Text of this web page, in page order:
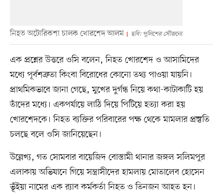
নিহত অটোরিকশা চালক খোরশেদ আলম ছবি: পুলিশের সৌজন্যে
এক প্রশ্নের উত্তরে ওসি বলেন, নিহত খোরশেদ ও আসামিদের
মধ্যে পূর্বশত্রুতা কিংবা বিরোধের কোনো তথ্য পাওয়া যায়নি।
প্রাথমিকভাবে জানা গেছে, মুখের দুর্গন্ধ নিয়ে কথা-কাটাকাটি হয়
তাঁদের মধ্যে। একপর্যায়ে লাঠি দিয়ে পিটিয়ে হত্যা করা হয়
খোরশেদকে। নিহত ব্যক্তির পরিবারের পক্ষ থেকে মামলার প্রস্তুতি
চলছে বলে ওসি জানিয়েছেন।
উল্লেখ্য, গত সোমবার বায়েজিদ বোস্তামী থানার জঙ্গল সলিমপুর
এলাকায় অভিযানে গিয়ে সন্ত্রাসীদের হামলায় মোতালেব হোসেন
ভূঁইয়া নামের এক র‍্যাব কর্মকর্তা নিহত ও তিনজন আহত হন।